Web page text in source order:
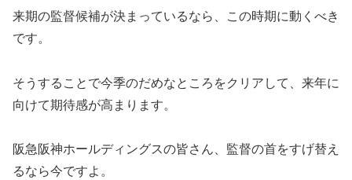
来期の監督候補が決まっているなら、この時期に動くべき
です。
そうすることで今季のだめなところをクリアして、来年に
向けて期待感が高まります。
阪急阪神ホールディングスの皆さん、監督の首をすげ替え
るなら今ですよ。